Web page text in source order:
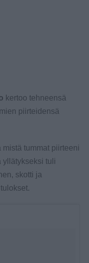
kertoo tehneensä
piirteidensä
tummat piirteeni
yllätykseksi tuli
skotti ja